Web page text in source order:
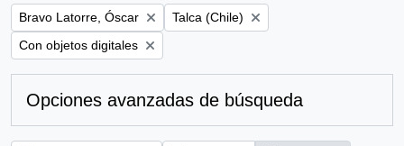
Remove filter:
Bravo Latorre, Óscar Remove filter:
Talca (Chile)
Remove filter:
Con objetos digitales
Opciones avanzadas de búsqueda